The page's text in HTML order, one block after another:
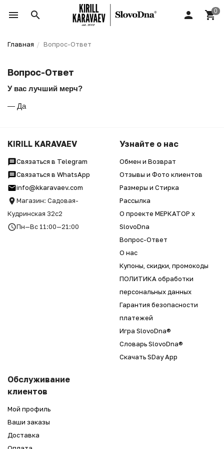
Главная Вопрос-Ответ
Вопрос-Ответ
У вас лучший мерч?
— Да
KIRILL KARAVAEV
Связаться в Telegram
Связаться в WhatsApp
info@kkaravaev.com
Магазин: Садовая-
Кудринская 32с2
Пн—Вс 11:00—21:00
Узнайте о нас
Обмен и Возврат
Отзывы и Фото клиентов
Размеры и Стирка
Рассылка
О проекте МЕРКАТОР x
SlovoDna
Вопрос-Ответ
О нас
Купоны, скидки, промокоды
ПОЛИТИКА обработки
персональных данных
Гарантия безопасности
платежей
Игра SlovoDna®
Словарь SlovoDna®
Скачать SDay App
Обслуживание
клиентов
Мой профиль
Ваши заказы
Доставка